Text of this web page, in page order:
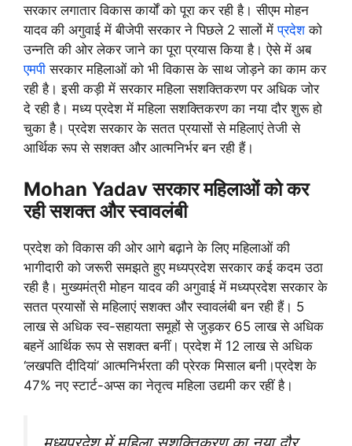
सरकार लगातार विकास कार्यों को पूरा कर रही है। सीएम मोहन
यादव की अगुवाई में बीजेपी सरकार ने पिछले 2 सालों मेंप्रदेशको
उन्नति की ओर लेकर जाने का पूरा प्रयास किया है। ऐसे में अब
एमपी सरकार महिलाओं को भी विकास के साथ जोड़ने का काम कर
रही है। इसी कड़ी में सरकार महिला सशक्तिकरण पर अधिक जोर
दे रही है। मध्य प्रदेश में महिला सशक्तिकरण का नया दौर शुरू हो
चुका है। प्रदेश सरकार के सतत प्रयासों से महिलाएं तेजी से
आर्थिक रूप से सशक्त और आत्मनिर्भर बन रही हैं।
Mohan Yadav सरकार महिलाओं को कर
रही सशक्त और स्वावलंबी
प्रदेश को विकास की ओर आगे बढ़ाने के लिए महिलाओं की
भागीदारी को जरूरी समझते हुए मध्यप्रदेश सरकार कई कदम उठा
रही है। मुख्यमंत्री मोहन यादव की अगुवाई में मध्यप्रदेश सरकार के
सतत प्रयासों से महिलाएं सशक्त और स्वावलंबी बन रही हैं। 5
लाख से अधिक स्व-सहायता समूहों से जुड़कर 65 लाख से अधिक
बहनें आर्थिक रूप से सशक्त बनीं। प्रदेश में 12 लाख से अधिक
‘लखपति दीदियां’ आत्मनिर्भरता की प्रेरक मिसाल बनी।प्रदेश के
47% नए स्टार्ट-अप्स का नेतृत्व महिला उद्यमी कर रहीं है।